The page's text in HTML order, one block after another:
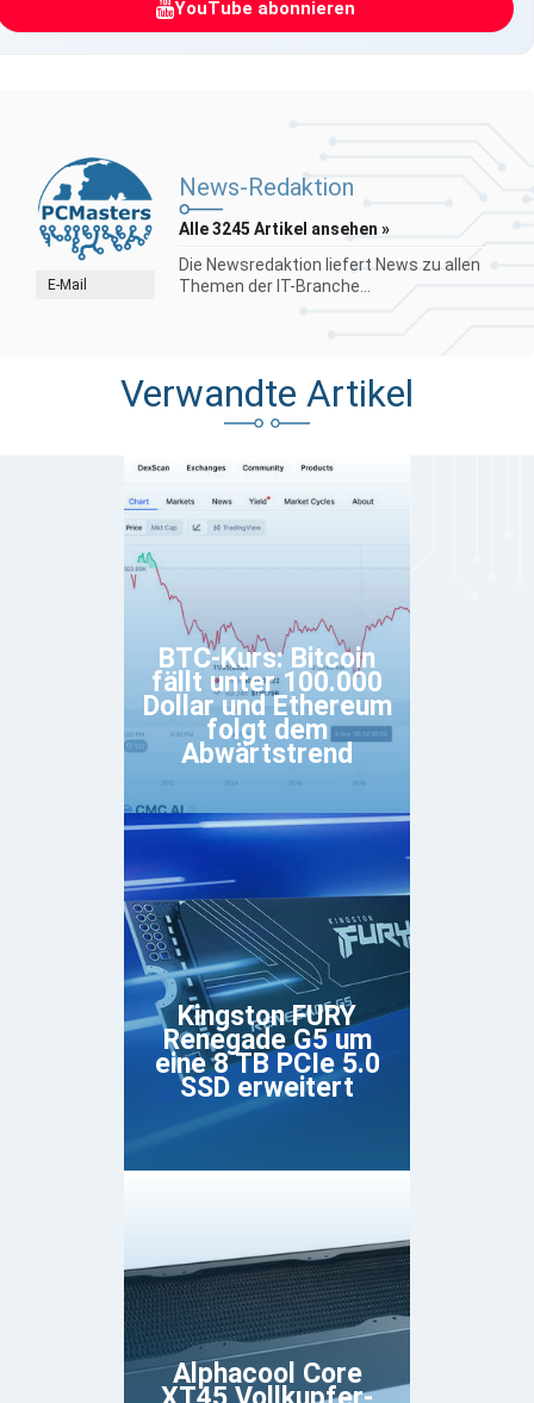
YouTube abonnieren
E-Mail
News-Redaktion
Alle 3245 Artikel ansehen »
Die Newsredaktion liefert News zu allen
Themen der IT-Branche...
Verwandte Artikel
BTC-Kurs: Bitcoin
fällt unter 100.000
Dollar und Ethereum
folgt dem
Abwärtstrend
Kingston FURY
Renegade G5 um
eine 8 TB PCIe 5.0
SSD erweitert
Alphacool Core